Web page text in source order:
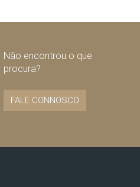
Não encontrou o que
procura?
FALE CONNOSCO